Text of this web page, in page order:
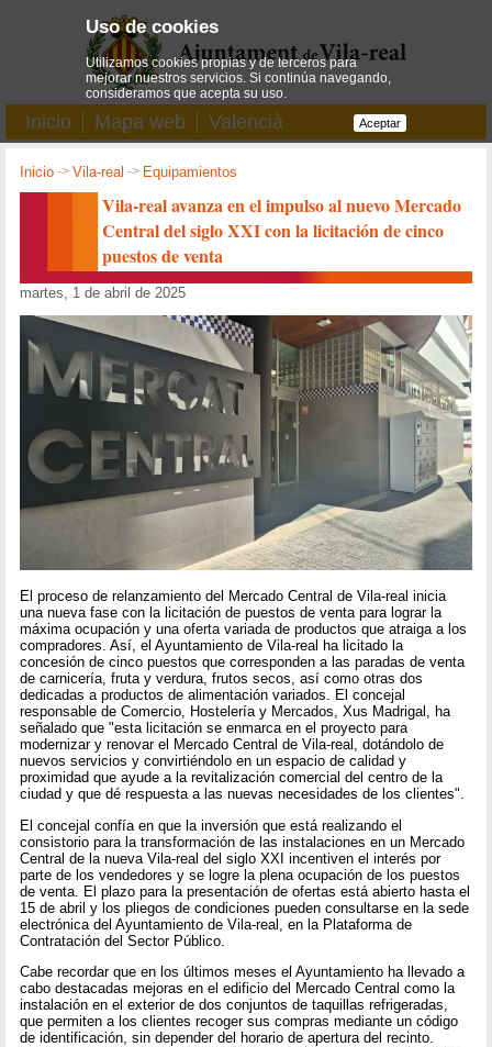
Inicio Mapa web Valencià
Inicio ->Vila-real -> Equipamientos
Vila-real avanza en el impulso al nuevo Mercado
Central del siglo XXI con la licitación de cinco
puestos de venta
martes, 1 de abril de 2025
El proceso de relanzamiento del Mercado Central de Vila-real inicia
una nueva fase con la licitación de puestos de venta para lograr la
máxima ocupación y una oferta variada de productos que atraiga a los
compradores. Así, el Ayuntamiento de Vila-real ha licitado la
concesión de cinco puestos que corresponden a las paradas de venta
de carnicería, fruta y verdura, frutos secos, así como otras dos
dedicadas a productos de alimentación variados. El concejal
responsable de Comercio, Hostelería y Mercados, Xus Madrigal, ha
señalado que "esta licitación se enmarca en el proyecto para
modernizar y renovar el Mercado Central de Vila-real, dotándolo de
nuevos servicios y convirtiéndolo en un espacio de calidad y
proximidad que ayude a la revitalización comercial del centro de la
ciudad y que dé respuesta a las nuevas necesidades de los clientes".
El concejal confía en que la inversión que está realizando el
consistorio para la transformación de las instalaciones en un Mercado
Central de la nueva Vila-real del siglo XXI incentiven el interés por
parte de los vendedores y se logre la plena ocupación de los puestos
de venta. El plazo para la presentación de ofertas está abierto hasta el
15 de abril y los pliegos de condiciones pueden consultarse en la sede
electrónica del Ayuntamiento de Vila-real, en la Plataforma de
Contratación del Sector Público.
Cabe recordar que en los últimos meses el Ayuntamiento ha llevado a
cabo destacadas mejoras en el edificio del Mercado Central como la
instalación en el exterior de dos conjuntos de taquillas refrigeradas,
que permiten a los clientes recoger sus compras mediante un código
de identificación, sin depender del horario de apertura del recinto.
Uso de cookies
Utilizamos cookies propias y de terceros para
mejorar nuestros servicios. Si continúa navegando,
consideramos que acepta su uso.
Aceptar